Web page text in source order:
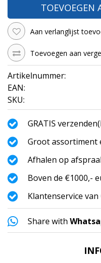
TOEVOEGEN
Aan verlanglijst
Toevoegen aan
Artikelnummer:
EAN:
SKU:
GRATIS
Groot assortiment
Afhalen op
Boven de €1000,-
Klantenservice van
Share with